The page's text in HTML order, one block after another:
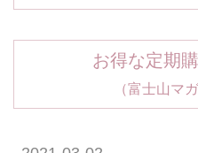
お得な定期
（富士山マガ